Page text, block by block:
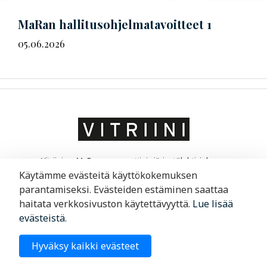
MaRan hal­li­tus­oh­jel­ma­ta­voit­teet 1
05.06.2026
Vitriini on MaRa ry:n ammatti- ja järjestölehti, joka on
suunnattu matkailu- ja ravintola-alan yrittäjille ja
liikkeenjohdolle. Vitriini kertoo yrityksistä ja niiden
toimintaympäristöstä.
09 6220 200
Käytämme evästeitä käyttökokemuksen
parantamiseksi. Evästeiden estäminen saattaa
haitata verkkosivuston käytettävyyttä. Lue lisää
evästeistä.
Hyväksy kaikki evästeet